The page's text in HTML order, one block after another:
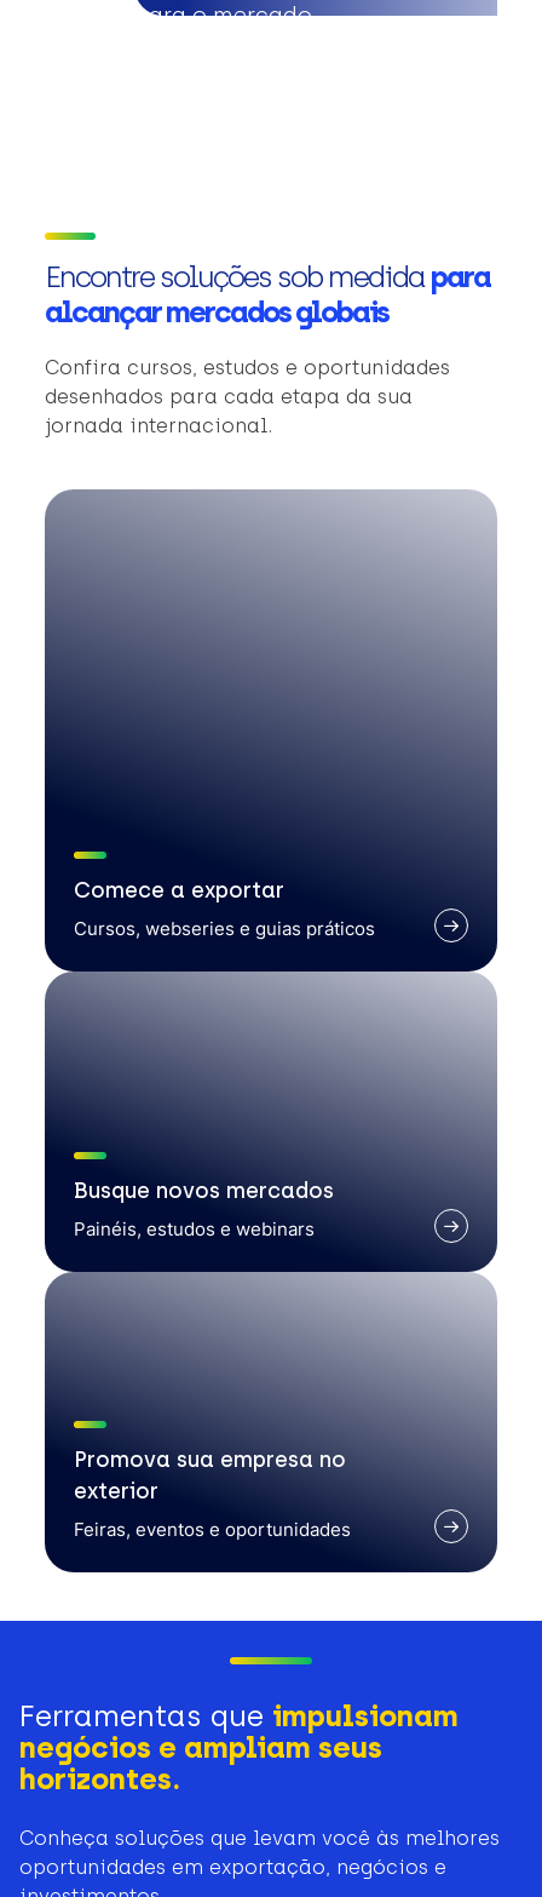
para o mercado
Encontre soluções sob medidapara
alcançar mercados globais
Confira cursos, estudos e oportunidades
desenhados para cada etapa da sua
jornada internacional.
Comece a exportar
Cursos, webseries e guias práticos
Busque novos mercados
Painéis, estudos e webinars
Promova sua empresa no
exterior
Feiras, eventos e oportunidades
Ferramentas que impulsionam
negócios e ampliam seus
horizontes.
Conheça soluções que levam você às melhores
oportunidades em exportação, negócios e